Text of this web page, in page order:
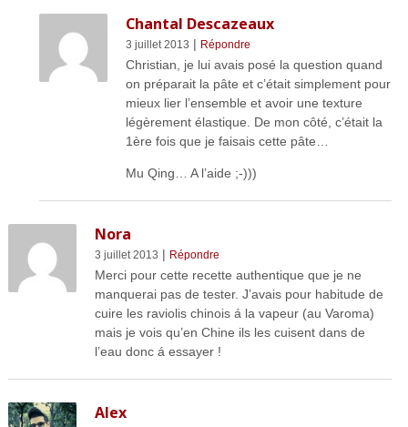
Chantal Descazeaux
3 juillet 2013 | Répondre
Christian, je lui avais posé la question quand
on préparait la pâte et c’était simplement pour
mieux lier l’ensemble et avoir une texture
légèrement élastique. De mon côté, c’était la
1ère fois que je faisais cette pâte…
Mu Qing… A l’aide ;-)))
Nora
3 juillet 2013 | Répondre
Merci pour cette recette authentique que je ne
manquerai pas de tester. J’avais pour habitude de
cuire les raviolis chinois á la vapeur (au Varoma)
mais je vois qu’en Chine ils les cuisent dans de
l’eau donc á essayer !
Alex